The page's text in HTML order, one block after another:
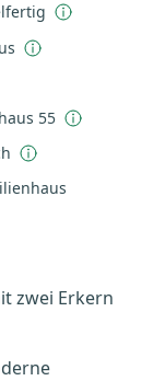
55
zwei Erkern